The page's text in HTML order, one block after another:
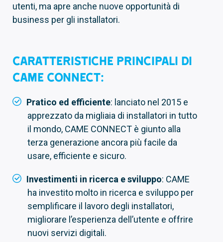
utenti, ma apre anche nuove opportunità di
business per gli installatori.
Caratteristiche principali di
CAME CONNECT:
Pratico ed efficiente: lanciato nel 2015 e
apprezzato da migliaia di installatori in tutto
il mondo, CAME CONNECT è giunto alla
terza generazione ancora più facile da
usare, efficiente e sicuro.
Investimenti in ricerca e sviluppo: CAME
ha investito molto in ricerca e sviluppo per
semplificare il lavoro degli installatori,
migliorare l’esperienza dell’utente e offrire
nuovi servizi digitali.